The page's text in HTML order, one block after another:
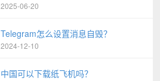
2025-06-20
Telegram怎么设置消息自毁？
2024-12-10
中国可以下载纸飞机吗？